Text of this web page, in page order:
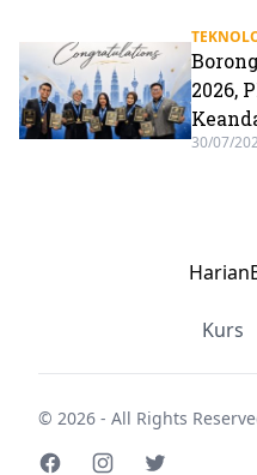
2026,
30/07/
Kurs
© 2026 - All Rights